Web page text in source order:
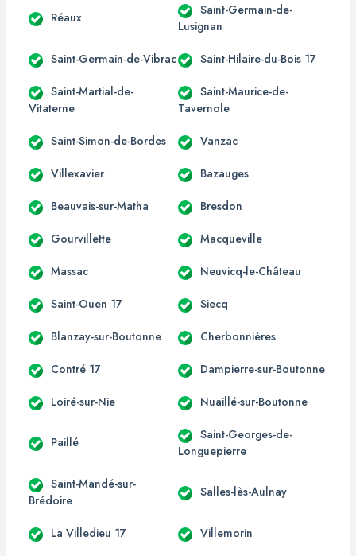
Réaux
Saint-Germain-de-
Lusignan
Saint-Germain-de-Vibrac Saint-Hilaire-du-Bois 17
Saint-Martial-de-
Vitaterne
Saint-Maurice-de-
Tavernole
Saint-Simon-de-Bordes Vanzac
Villexavier Bazauges
Beauvais-sur-Matha Bresdon
Gourvillette Macqueville
Massac Neuvicq-le-Château
Saint-Ouen 17 Siecq
Blanzay-sur-Boutonne Cherbonnières
Contré 17 Dampierre-sur-Boutonne
Loiré-sur-Nie Nuaillé-sur-Boutonne
Paillé
Saint-Georges-de-
Longuepierre
Saint-Mandé-sur-
Brédoire
Salles-lès-Aulnay
La Villedieu 17 Villemorin